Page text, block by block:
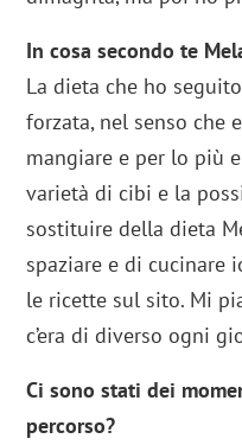
In cosa secondo te
La dieta che ho
forzata, nel senso che
mangiare e per lo più
varietà di cibi e la
sostituire della dieta
spaziare e di cucinare
le ricette sul sito. Mi
c’era di diverso ogni
Ci sono stati dei
percorso?